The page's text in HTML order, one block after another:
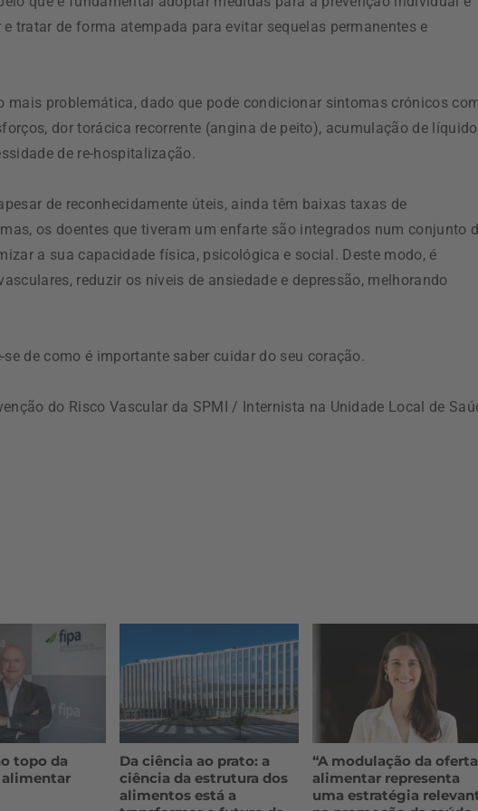
tratar de forma atempada para evitar sequelas permanentes e
problemática, dado que pode condicionar sintomas crónicos
dor torácica recorrente (angina de peito), acumulação de
de re-hospitalização.
de reconhecidamente úteis, ainda têm baixas taxas de
os doentes que tiveram um enfarte são integrados num conjunto
a sua capacidade física, psicológica e social. Deste modo, é
reduzir os níveis de ansiedade e depressão, melhorando
de como é importante saber cuidar do seu coração.
do Risco Vascular da SPMI / Internista na Unidade Local de
topo da
Da ciência ao prato: a
ciência da estrutura dos
alimentos está a
“A modulação da oferta
alimentar representa
uma estratégia